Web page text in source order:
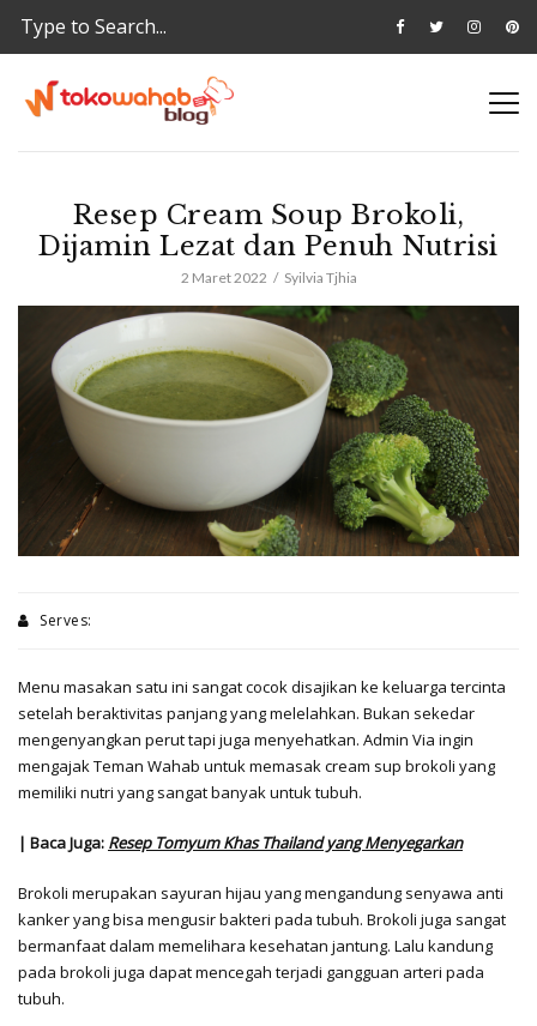
Resep Cream Soup Brokoli,
Dijamin Lezat dan Penuh Nutrisi
2 Maret 2022 Syilvia Tjhia
Serves:
Menu masakan satu ini sangat cocok disajikan ke keluarga tercinta
setelah beraktivitas panjang yang melelahkan. Bukan sekedar
mengenyangkan perut tapi juga menyehatkan. Admin Via ingin
mengajak Teman Wahab untuk memasak cream sup brokoli yang
memiliki nutri yang sangat banyak untuk tubuh.
| Baca Juga: Resep Tomyum Khas Thailand yang Menyegarkan
Brokoli merupakan sayuran hijau yang mengandung senyawa anti
kanker yang bisa mengusir bakteri pada tubuh. Brokoli juga sangat
bermanfaat dalam memelihara kesehatan jantung. Lalu kandung
pada brokoli juga dapat mencegah terjadi gangguan arteri pada
tubuh.